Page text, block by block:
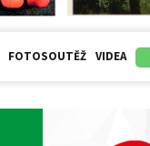
FOTOSOUTĚŽ VIDEA